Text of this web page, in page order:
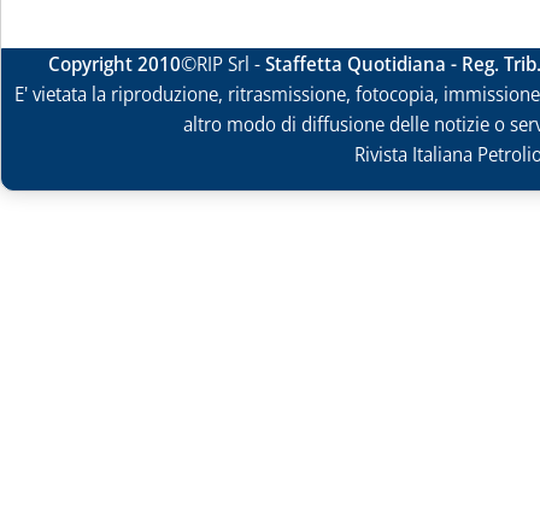
Copyright 2010©RIP Srl -Staffetta Quotidiana - Reg.
E' vietata la riproduzione, ritrasmissione, fotocopia,
altro modo di diffusione delle notizie o
Rivista Italiana